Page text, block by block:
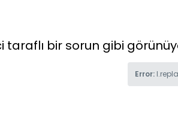
taraflı bir sorun gibi
Error: